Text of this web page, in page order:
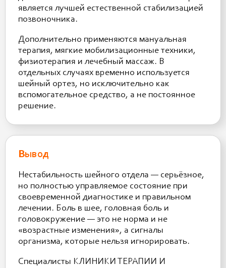
является лучшей естественной стабилизацией
позвоночника.
Дополнительно применяются мануальная
терапия, мягкие мобилизационные техники,
физиотерапия и лечебный массаж. В
отдельных случаях временно используется
шейный ортез, но исключительно как
вспомогательное средство, а не постоянное
решение.
Вывод
Нестабильность шейного отдела — серьёзное,
но полностью управляемое состояние при
своевременной диагностике и правильном
лечении. Боль в шее, головная боль и
головокружение — это не норма и не
«возрастные изменения», а сигналы
организма, которые нельзя игнорировать.
Специалисты КЛИНИКИ ТЕРАПИИ И